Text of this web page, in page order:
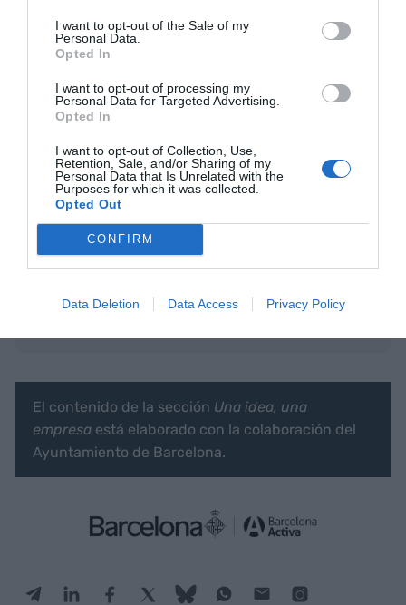
I want to opt-out of the Sale of my
Personal Data.
Opted In
I want to opt-out of processing my
Personal Data for Targeted Advertising.
Opted In
I want to opt-out of Collection, Use,
Retention, Sale, and/or Sharing of my
Personal Data that Is Unrelated with the
Purposes for which it was collected.
Opted Out
CONFIRM
Data Deletion Data Access Privacy Policy
Ana M. González durante la grabación de un episodio
de 'Històries d'Èxit' | Txell Ferré
AñadirVIA Empresa
ACTIVAR AHORA
El contenido de la sección Una idea, una
empresa está elaborado con la colaboración del
Ayuntamiento de Barcelona.